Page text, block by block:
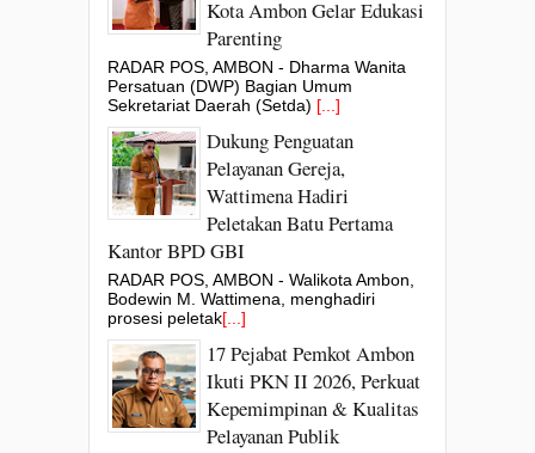
Kota Ambon Gelar Edukasi
Parenting
RADAR POS, AMBON - Dharma Wanita
Persatuan (DWP) Bagian Umum
Sekretariat Daerah (Setda) [...]
Dukung Penguatan
Pelayanan Gereja,
Wattimena Hadiri
Peletakan Batu Pertama
Kantor BPD GBI
RADAR POS, AMBON - Walikota Ambon,
Bodewin M. Wattimena, menghadiri
prosesi peletak[...]
17 Pejabat Pemkot Ambon
Ikuti PKN II 2026, Perkuat
Kepemimpinan & Kualitas
Pelayanan Publik